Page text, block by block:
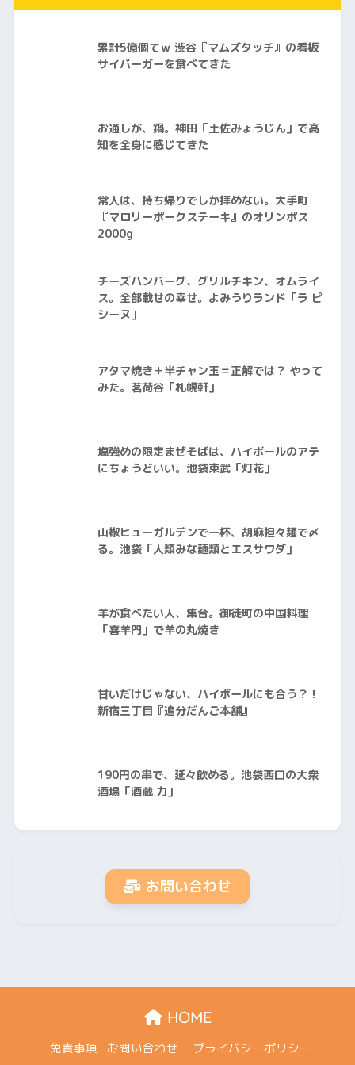
累計5億個てｗ 渋谷『マムズタッチ』の看板
サイバーガーを食べてきた
お通しが、鍋。神田「土佐みょうじん」で高
知を全身に感じてきた
常人は、持ち帰りでしか拝めない。大手町
『マロリーポークステーキ』のオリンポス
2000g
チーズハンバーグ、グリルチキン、オムライ
ス。全部載せの幸せ。よみうりランド「ラ ピ
シーヌ」
アタマ焼き＋半チャン玉＝正解では？ やって
みた。茗荷谷「札幌軒」
塩強めの限定まぜそばは、ハイボールのアテ
にちょうどいい。池袋東武「灯花」
山椒ヒューガルデンで一杯、胡麻担々麺で〆
る。池袋「人類みな麺類とエスサワダ」
羊が食べたい人、集合。御徒町の中国料理
「喜羊門」で羊の丸焼き
甘いだけじゃない、ハイボールにも合う？！
新宿三丁目『追分だんご本舗』
190円の串で、延々飲める。池袋西口の大衆
酒場「酒蔵 力」
お問い合わせ
HOME
免責事項 お問い合わせ プライバシーポリシー